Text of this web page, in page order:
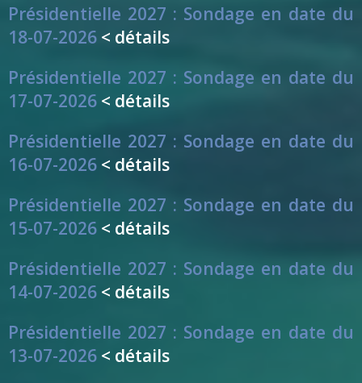
Présidentielle 2027 : Sondage en date du
18-07-2026 < détails
Présidentielle 2027 : Sondage en date du
17-07-2026 < détails
Présidentielle 2027 : Sondage en date du
16-07-2026 < détails
Présidentielle 2027 : Sondage en date du
15-07-2026 < détails
Présidentielle 2027 : Sondage en date du
14-07-2026 < détails
Présidentielle 2027 : Sondage en date du
13-07-2026 < détails